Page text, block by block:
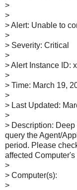
>
>
> Alert: Unable to
>
> Severity: Critical
>
> Alert Instance ID:
>
> Time: March 19,
>
> Last Updated:
>
> Description:
query the Agent/
period. Please
affected Computer's
>
> Computer(s):
>